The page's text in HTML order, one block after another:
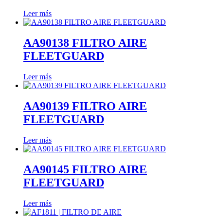
Leer más
AA90138 FILTRO AIRE
FLEETGUARD
Leer más
AA90139 FILTRO AIRE
FLEETGUARD
Leer más
AA90145 FILTRO AIRE
FLEETGUARD
Leer más